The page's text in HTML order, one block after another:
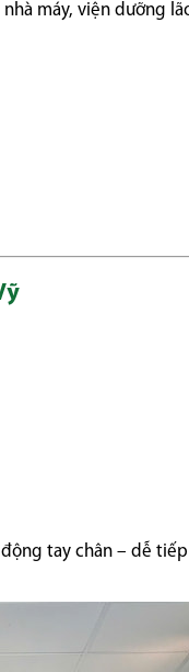
máy, viện dưỡng
tay chân – dễ